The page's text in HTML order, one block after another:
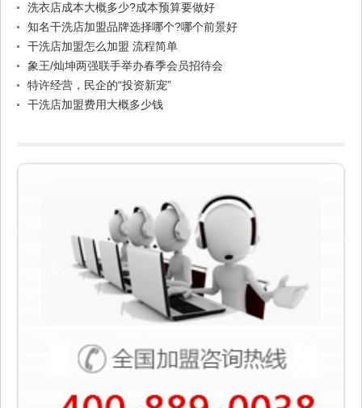
洗衣店成本大概多少?成本预算要做好
知名干洗店加盟品牌选择哪个?哪个前景好
干洗店加盟怎么加盟 流程简单
象王/灿坤两强联手举办春季会员招待会
特许经营，民企的“投资新宠”
干洗店加盟费用大概多少钱